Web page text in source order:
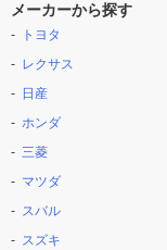
メーカーから探す
トヨタ
レクサス
日産
ホンダ
三菱
マツダ
スバル
スズキ